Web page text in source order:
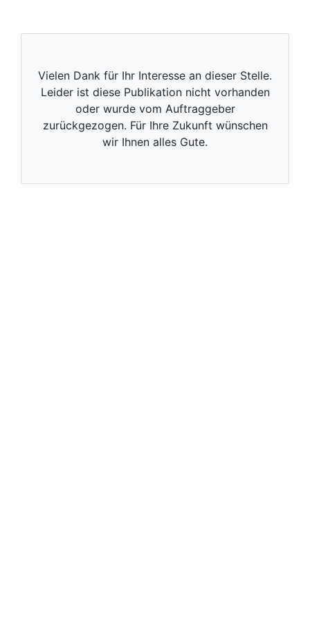
Vielen Dank für Ihr Interesse an dieser Stelle.
Leider ist diese Publikation nicht vorhanden
oder wurde vom Auftraggeber
zurückgezogen. Für Ihre Zukunft wünschen
wir Ihnen alles Gute.